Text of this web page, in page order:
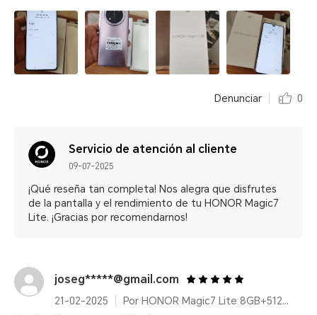
Denunciar 0
Servicio de atención al cliente
09-07-2025
¡Qué reseña tan completa! Nos alegra que disfrutes
de la pantalla y el rendimiento de tu HONOR Magic7
Lite. ¡Gracias por recomendarnos!
joseg*****@gmail.com
21-02-2025
Por HONOR Magic7 Lite 8GB+512GB Titanium Purple